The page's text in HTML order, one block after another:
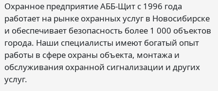
Охранное предприятие АББ-Щит с 1996 года
работает на рынке охранных услуг в Новосибирске
и обеспечивает безопасность более 1 000 объектов
города. Наши специалисты имеют богатый опыт
работы в сфере охраны объекта, монтажа и
обслуживания охранной сигнализации и других
услуг.